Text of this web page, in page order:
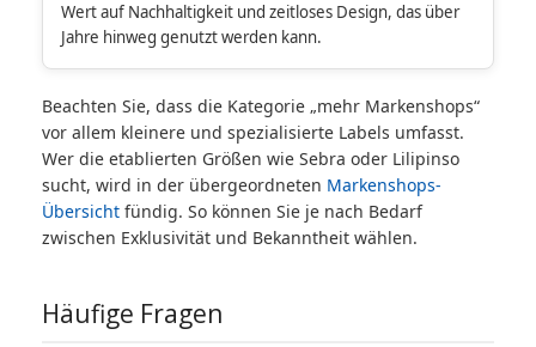
Wert auf Nachhaltigkeit und zeitloses Design, das über
Jahre hinweg genutzt werden kann.
Beachten Sie, dass die Kategorie „mehr Markenshops“
vor allem kleinere und spezialisierte Labels umfasst.
Wer die etablierten Größen wie Sebra oder Lilipinso
sucht, wird in der übergeordneten Markenshops-
Übersicht fündig. So können Sie je nach Bedarf
zwischen Exklusivität und Bekanntheit wählen.
Häufige Fragen